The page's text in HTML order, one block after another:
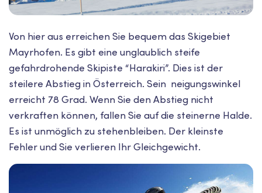
Von hier aus erreichen Sie bequem das Skigebiet
Mayrhofen. Es gibt eine unglaublich steife
gefahrdrohende Skipiste “Harakiri”. Dies ist der
steilere Abstieg in Österreich. Sein neigungswinkel
erreicht 78 Grad. Wenn Sie den Abstieg nicht
verkraften können, fallen Sie auf die steinerne Halde.
Es ist unmöglich zu stehenbleiben. Der kleinste
Fehler und Sie verlieren Ihr Gleichgewicht.